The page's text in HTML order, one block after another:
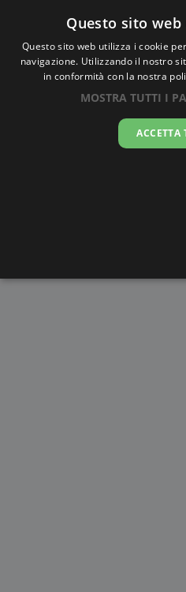
Ora
Questo sito
Questo sito web utilizza i cookie
navigazione. Utilizzando il nostro
in conformità con la nostra
MOSTRA TUTTI I
ACCETTA